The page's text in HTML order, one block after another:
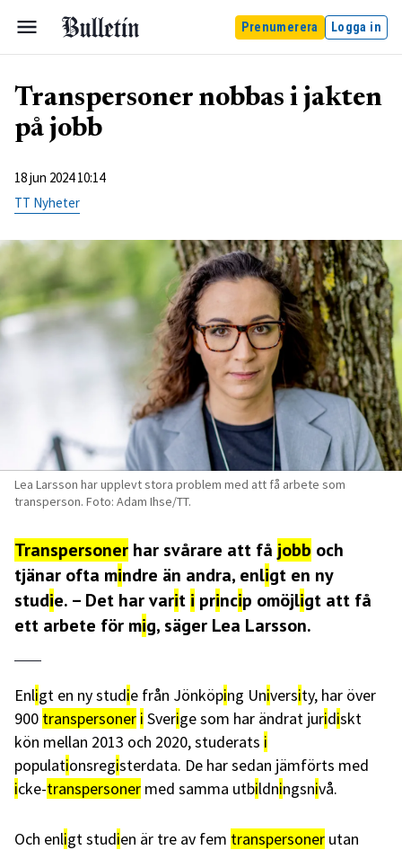
Prenumerera Logga in
Transpersoner nobbas i jakten
på jobb
18 jun 2024 10:14
TT Nyheter
Lea Larsson har upplevt stora problem med att få arbete som
transperson. Foto: Adam Ihse/TT.
Transpersoner har svårare att få jobb och
tjänar ofta mindre än andra, enligt en ny
studie. – Det har varit i princip omöjligt att få
ett arbete för mig, säger Lea Larsson.
Enligt en ny studie från Jönköping University, har över
900 transpersoner i Sverige som har ändrat juridiskt
kön mellan 2013 och 2020, studerats i
populationsregisterdata. De har sedan jämförts med
icke-transpersoner med samma utbildningsnivå.
Och enligt studien är tre av fem transpersoner utan